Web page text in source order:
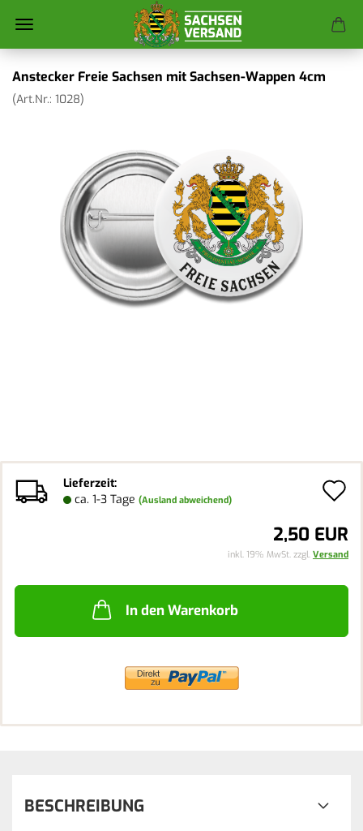
Anstecker Freie Sachsen mit Sachsen-Wappen 4cm
(Art.Nr.: 1028)
Lieferzeit:
ca. 1-3 Tage (Ausland abweichend)
2,50 EUR
inkl. 19% MwSt. zzgl. Versand
In den Warenkorb
BESCHREIBUNG